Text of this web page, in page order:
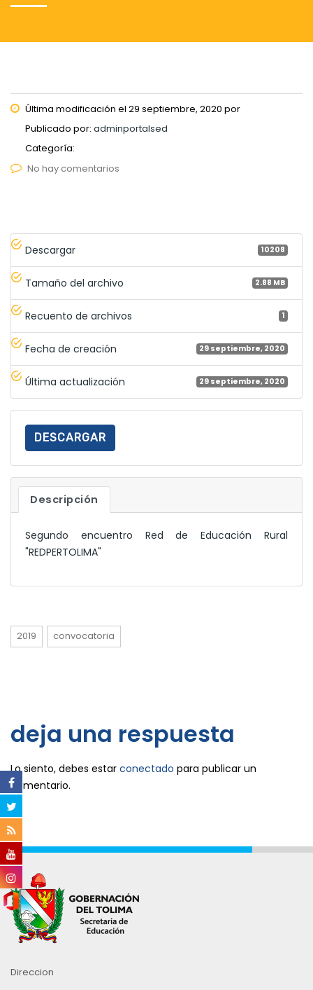
Última modificación el 29 septiembre, 2020 por
Publicado por: adminportalsed
Categoría:
No hay comentarios
Descargar 10208
Tamaño del archivo 2.88 MB
Recuento de archivos 1
Fecha de creación 29 septiembre, 2020
Última actualización 29 septiembre, 2020
DESCARGAR
Descripción
Segundo encuentro Red de Educación Rural
"REDPERTOLIMA"
2019 convocatoria
deja una respuesta
Lo siento, debes estar conectado para publicar un
comentario.
Direccion